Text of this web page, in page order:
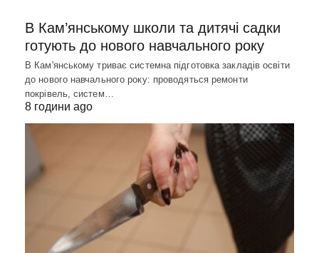
В Кам’янському школи та дитячі садки
готують до нового навчального року
В Кам'янському триває системна підготовка закладів освіти
до нового навчального року: проводяться ремонти
покрівель, систем…
8 години ago